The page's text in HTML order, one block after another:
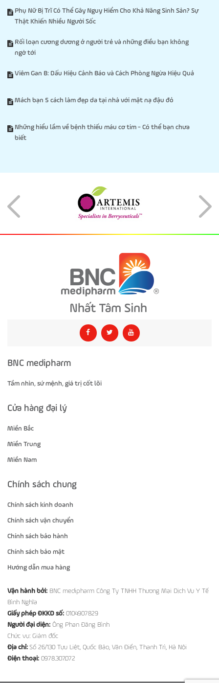
Phụ Nữ Bị Trĩ Có Thể Gây Nguy Hiểm Cho Khả Năng Sinh Sản? Sự
Thật Khiến Nhiều Người Sốc
Rối loạn cương dương ở người trẻ và những điều bạn không
ngờ tới
Viêm Gan B: Dấu Hiệu Cảnh Báo và Cách Phòng Ngừa Hiệu Quả
Mách bạn 5 cách làm đẹp da tại nhà với mặt nạ đậu đỏ
Những hiểu lầm về bệnh thiếu máu cơ tim - Có thể bạn chưa
biết
BNC medipharm
Tầm nhìn, sứ mệnh, giá trị cốt lõi
Cửa hàng đại lý
Miền Bắc
Miền Trung
Miền Nam
Chính sách chung
Chính sách kinh doanh
Chính sách vận chuyển
Chính sách bảo hành
Chính sách bảo mật
Hướng dẫn mua hàng
Vận hành bởi: BNC medipharm Công Ty TNHH Thương Mại Dịch Vụ Y Tế
Bình Nghĩa
Giấy phép ĐKKD số: 0104907829
Người đại diện: Ông Phan Đăng Bình
Chức vụ: Giám đốc
Địa chỉ: Số 26/130 Tựu Liệt, Quốc Bảo, Văn Điển, Thanh Trì, Hà Nội
Điện thoại: 0978.307.072